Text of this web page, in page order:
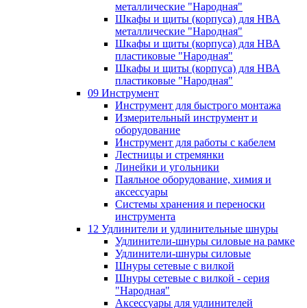
металлические "Народная"
Шкафы и щиты (корпуса) для НВА
металлические "Народная"
Шкафы и щиты (корпуса) для НВА
пластиковые "Народная"
Шкафы и щиты (корпуса) для НВА
пластиковые "Народная"
09 Инструмент
Инструмент для быстрого монтажа
Измерительный инструмент и
оборудование
Инструмент для работы с кабелем
Лестницы и стремянки
Линейки и угольники
Паяльное оборудование, химия и
аксессуары
Системы хранения и переноски
инструмента
12 Удлинители и удлинительные шнуры
Удлинители-шнуры силовые на рамке
Удлинители-шнуры силовые
Шнуры сетевые с вилкой
Шнуры сетевые с вилкой - серия
"Народная"
Аксессуары для удлинителей